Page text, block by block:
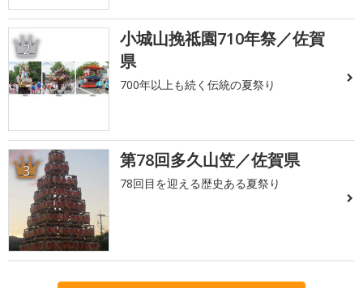
2
小城山挽祗園710年祭／佐賀
県
700年以上も続く伝統の夏祭り
3 第78回多久山笠／佐賀県
78回目を迎える歴史ある夏祭り